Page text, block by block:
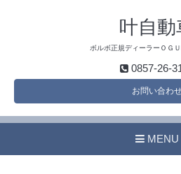
叶自動
ボルボ正規ディーラーＯＧ
0857-26-
お問い合わ
MENU